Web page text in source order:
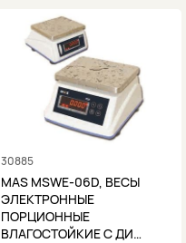
30885
MAS MSWE-06D, ВЕСЫ
ЭЛЕКТРОННЫЕ
ПОРЦИОННЫЕ
ВЛАГОСТОЙКИЕ С ДИ…